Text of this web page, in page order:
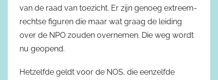
van de raad van toezicht. Er zijn genoeg extreem-
rechtse figuren die maar wat graag de leiding
over de NPO zouden overnemen. Die weg wordt
nu geopend.
Hetzelfde geldt voor de NOS, die eenzelfde